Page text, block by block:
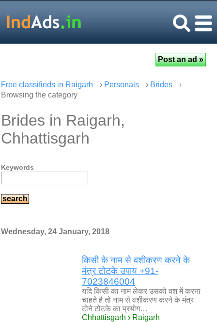
Free classifieds in Raigarh › Personals › Brides
›
Browsing the category
Brides in Raigarh,
Chhattisgarh
Keywords
Wednesday, 24 January, 2018
किसी के नाम से वशीकरण करने के
मंत्र टोटके उपाय +91-
7023846004
यदि किसी का नाम लेकर उसको वश में करना
चाहते है तो नाम से वशीकरण करने के मंत्र
टोने टोटके का प्रयोग…
Chhattisgarh › Raigarh